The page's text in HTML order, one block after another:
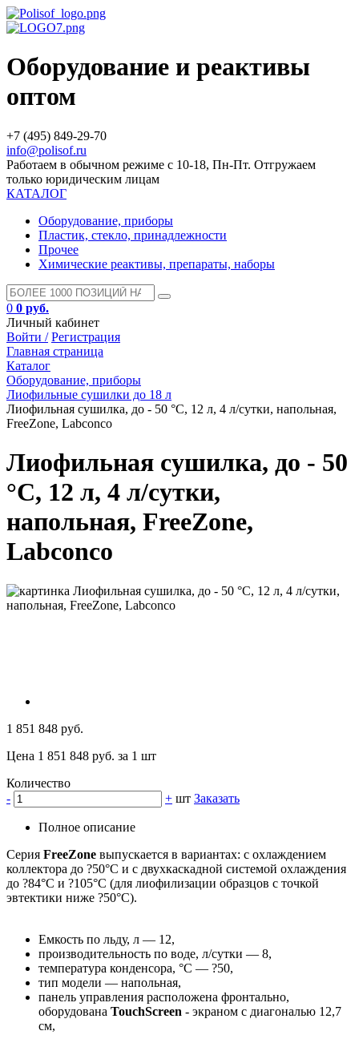
Оборудование и реактивы
оптом
+7 (495) 849-29-70
info@polisof.ru
Работаем в обычном режиме с 10-18, Пн-Пт. Отгружаем
только юридическим лицам
КАТАЛОГ
Оборудование, приборы
Пластик, стекло, принадлежности
Прочее
Химические реактивы, препараты, наборы
0 0 руб.
Личный кабинет
Войти / Регистрация
Главная страница
Каталог
Оборудование, приборы
Лиофильные сушилки до 18 л
Лиофильная сушилка, до - 50 °С, 12 л, 4 л/сутки, напольная,
FreeZone, Labconco
Лиофильная сушилка, до - 50
°С, 12 л, 4 л/сутки,
напольная, FreeZone,
Labconco
1 851 848 руб.
Цена 1 851 848 руб. за 1 шт
Количество
-
+ шт Заказать
Полное описание
Серия FreeZone выпускается в вариантах: с охлаждением
коллектора до ?50°С и с двухкаскадной системой охлаждения
до ?84°С и ?105°С (для лиофилизации образцов с точкой
эвтектики ниже ?50°С).
Емкость по льду, л — 12,
производительность по воде, л/сутки — 8,
температура конденсора, °С — ?50,
тип модели — напольная,
панель управления расположена фронтально,
оборудована TouchScreen - экраном с диагональю 12,7
см,